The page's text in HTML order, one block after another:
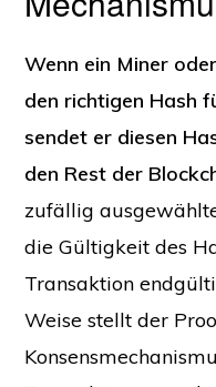
Wenn ein Miner
den richtigen Hash
sendet er diesen
den Rest der
zufällig
die Gültigkeit des
Transaktion
Weise stellt der